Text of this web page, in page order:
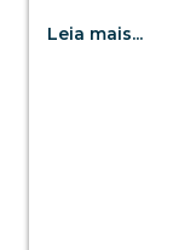
Leia mais...